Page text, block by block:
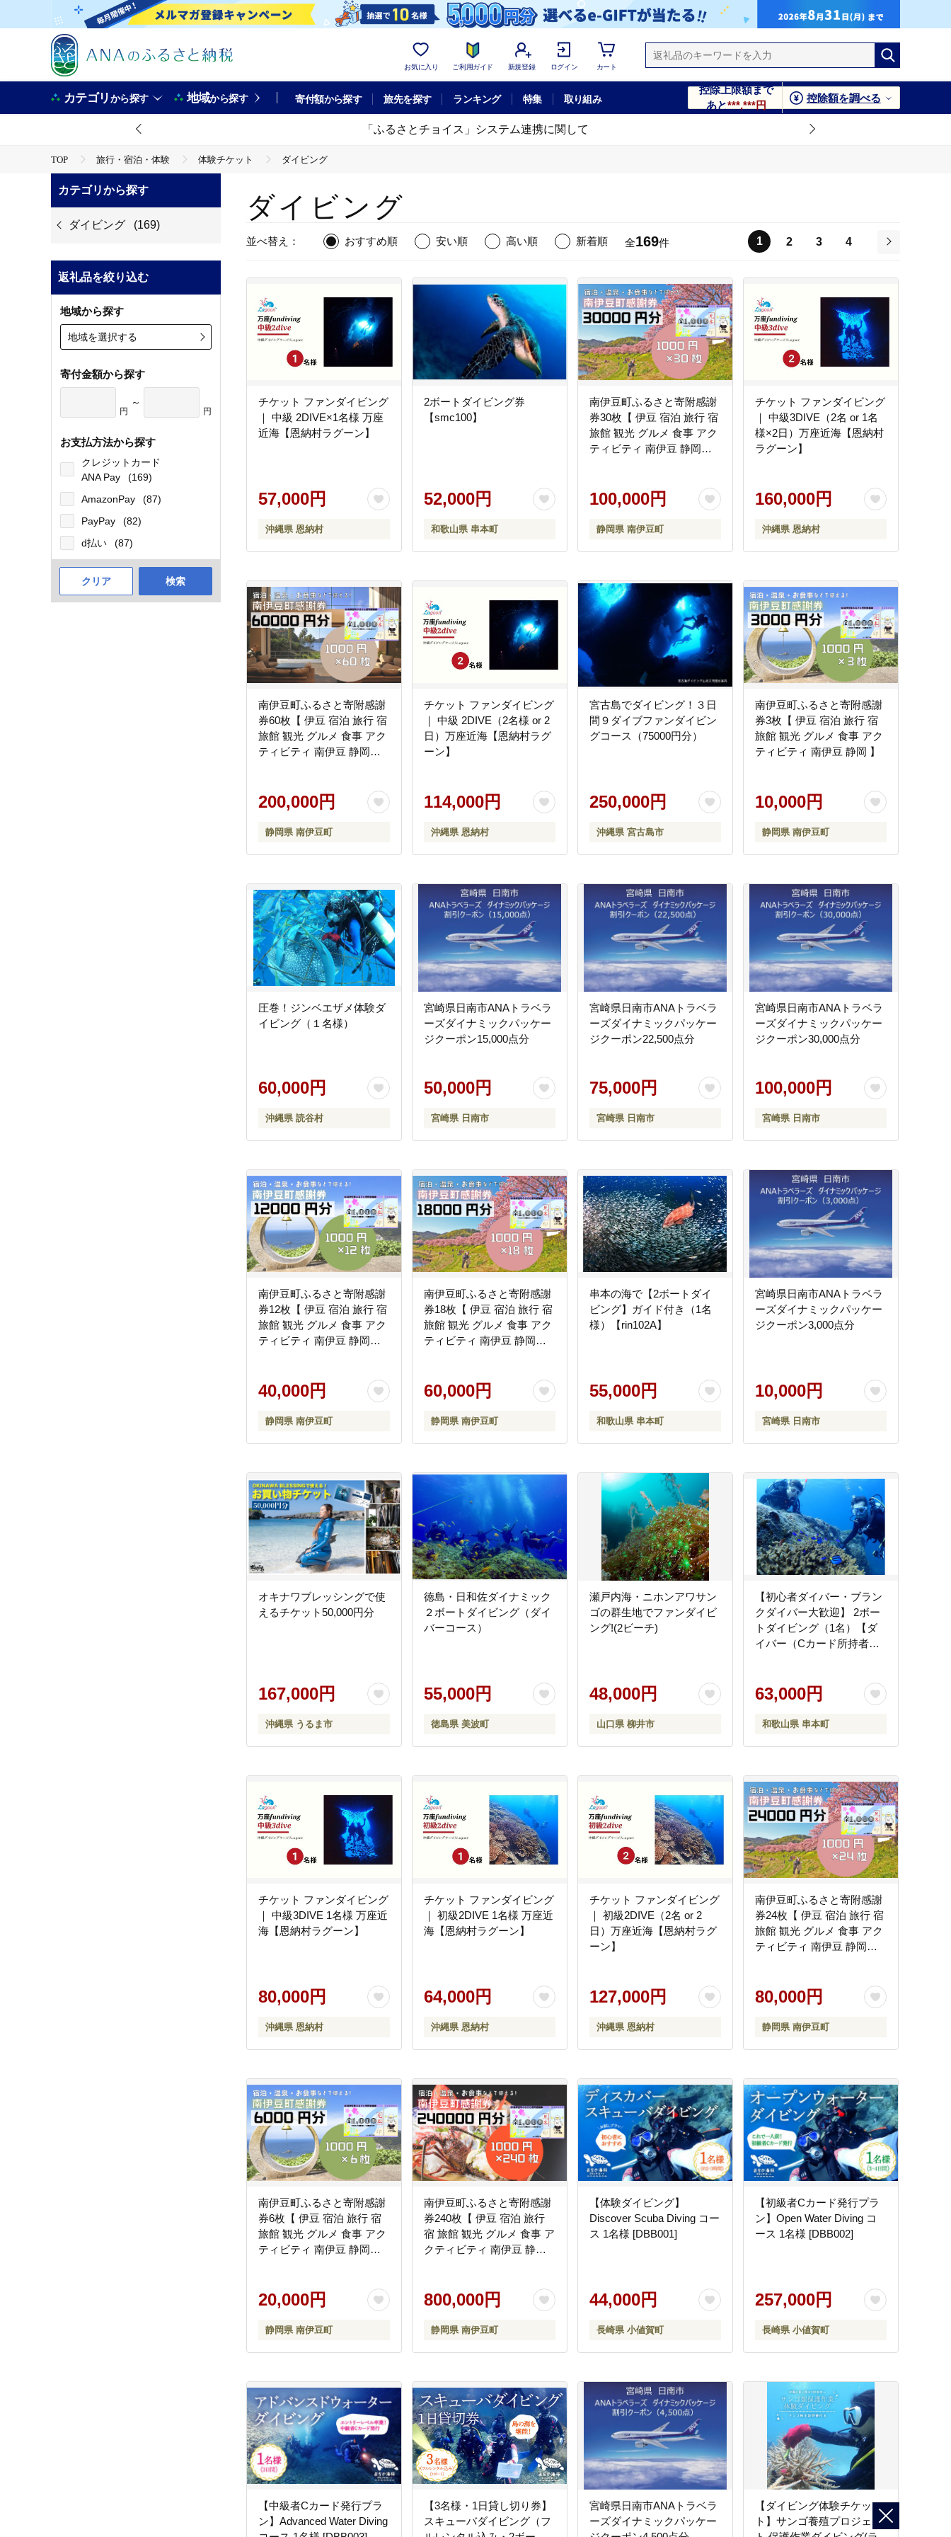
お気に入り ご利用ガイド 新規登録 ログイン カート
カテゴリから探す 地域から探す 寄付額から探す 旅先を探す ランキング 特集 取り組み
控除上限額まで
あと***,***円
控除額を調べる
「ふるさとチョイス」システム連携に関して
TOP 旅行・宿泊・体験 体験チケット ダイビング
カテゴリから探す
ダイビング (169)
返礼品を絞り込む
地域から探す
地域を選択する
寄付金額から探す
円
～
円
お支払方法から探す
クレジットカード
ANA Pay
(169)
AmazonPay
(87)
PayPay
(82)
d払い
(87)
クリア 検索
ダイビング
並べ替え： おすすめ順 安い順 高い順 新着順 全169件 1 2 3
4
チケット ファンダイビング
｜ 中級 2DIVE×1名様 万座
近海【恩納村ラグーン】
57,000円
沖縄県 恩納村
2ボートダイビング券
【smc100】
52,000円
和歌山県 串本町
南伊豆町ふるさと寄附感謝
券30枚【 伊豆 宿泊 旅行 宿
旅館 観光 グルメ 食事 アク
ティビティ 南伊豆 静岡
100,000円
静岡県 南伊豆町
チケット ファンダイビング
｜ 中級3DIVE（2名 or 1名
様×2日）万座近海【恩納村
ラグーン】
160,000円
沖縄県 恩納村
南伊豆町ふるさと寄附感謝
券60枚【 伊豆 宿泊 旅行 宿
旅館 観光 グルメ 食事 アク
ティビティ 南伊豆 静岡
200,000円
静岡県 南伊豆町
チケット ファンダイビング
｜ 中級 2DIVE（2名様 or 2
日）万座近海【恩納村ラグ
ーン】
114,000円
沖縄県 恩納村
宮古島でダイビング！３日
間９ダイブファンダイビン
グコース（75000円分）
250,000円
沖縄県 宮古島市
南伊豆町ふるさと寄附感謝
券3枚【 伊豆 宿泊 旅行 宿
旅館 観光 グルメ 食事 アク
ティビティ 南伊豆 静岡 】
10,000円
静岡県 南伊豆町
圧巻！ジンベエザメ体験ダ
イビング（１名様）
60,000円
沖縄県 読谷村
宮崎県日南市ANAトラベラ
ーズダイナミックパッケー
ジクーポン15,000点分
50,000円
宮崎県 日南市
宮崎県日南市ANAトラベラ
ーズダイナミックパッケー
ジクーポン22,500点分
75,000円
宮崎県 日南市
宮崎県日南市ANAトラベラ
ーズダイナミックパッケー
ジクーポン30,000点分
100,000円
宮崎県 日南市
南伊豆町ふるさと寄附感謝
券12枚【 伊豆 宿泊 旅行 宿
旅館 観光 グルメ 食事 アク
ティビティ 南伊豆 静岡
40,000円
静岡県 南伊豆町
南伊豆町ふるさと寄附感謝
券18枚【 伊豆 宿泊 旅行 宿
旅館 観光 グルメ 食事 アク
ティビティ 南伊豆 静岡
60,000円
静岡県 南伊豆町
串本の海で【2ボートダイ
ビング】ガイド付き（1名
様）【rin102A】
55,000円
和歌山県 串本町
宮崎県日南市ANAトラベラ
ーズダイナミックパッケー
ジクーポン3,000点分
10,000円
宮崎県 日南市
オキナワブレッシングで使
えるチケット50,000円分
167,000円
沖縄県 うるま市
徳島・日和佐ダイナミック
２ボートダイビング（ダイ
バーコース）
55,000円
徳島県 美波町
瀬戸内海・ニホンアワサン
ゴの群生地でファンダイビ
ング!(2ビーチ)
48,000円
山口県 柳井市
【初心者ダイバー・ブラン
クダイバー大歓迎】 2ボー
トダイビング（1名）【ダ
イバー（Cカード所持者）
験 【kdc001A】
63,000円
和歌山県 串本町
チケット ファンダイビング
｜ 中級3DIVE 1名様 万座近
海【恩納村ラグーン】
80,000円
沖縄県 恩納村
チケット ファンダイビング
｜ 初級2DIVE 1名様 万座近
海【恩納村ラグーン】
64,000円
沖縄県 恩納村
チケット ファンダイビング
｜ 初級2DIVE（2名 or 2
日）万座近海【恩納村ラグ
ーン】
127,000円
沖縄県 恩納村
南伊豆町ふるさと寄附感謝
券24枚【 伊豆 宿泊 旅行 宿
旅館 観光 グルメ 食事 アク
ティビティ 南伊豆 静岡
80,000円
静岡県 南伊豆町
南伊豆町ふるさと寄附感謝
券6枚【 伊豆 宿泊 旅行 宿
旅館 観光 グルメ 食事 アク
ティビティ 南伊豆 静岡
20,000円
静岡県 南伊豆町
南伊豆町ふるさと寄附感謝
券240枚【 伊豆 宿泊 旅行
宿 旅館 観光 グルメ 食事 ア
クティビティ 南伊豆 静岡
800,000円
静岡県 南伊豆町
【体験ダイビング】
Discover Scuba Diving コー
ス 1名様 [DBB001]
44,000円
長崎県 小値賀町
【初級者Cカード発行プラ
ン】Open Water Diving コ
ース 1名様 [DBB002]
257,000円
長崎県 小値賀町
【中級者Cカード発行プラ
ン】Advanced Water Diving
【3名様・1日貸し切り券】
スキューバダイビング（フ
宮崎県日南市ANAトラベラ
ーズダイナミックパッケー
【ダイビング体験チケッ
ト】サンゴ養殖プロジェク